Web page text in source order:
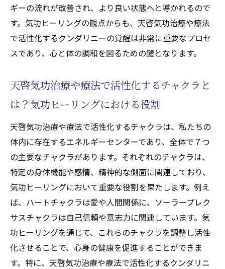
ギーの流れが改善され、より良い状態へと導かれるので
す。気功ヒーリングの観点からも、天啓気功治療や療法
で活性化するクンダリニーの覚醒は非常に重要なプロセ
スであり、心と体の調和を図るための鍵となります。
天啓気功治療や療法で活性化するチャクラと
は？気功ヒーリングにおける役割
天啓気功治療や療法で活性化するチャクラは、私たちの
体内に存在するエネルギーセンターであり、全体で７つ
の主要なチャクラがあります。それぞれのチャクラは、
特定の身体機能や感情、精神的な側面に関連しており、
気功ヒーリングにおいて重要な役割を果たします。例え
ば、ハートチャクラは愛や人間関係に、ソーラープレク
サスチャクラは自己信頼や意志力に関連しています。気
功ヒーリングを通じて、これらのチャクラを調整し活性
化させることで、心身の健康を促進することができま
す。特に、天啓気功治療や療法で活性化するクンダリニ